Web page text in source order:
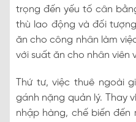
trọng đến yếu tố cân
thù lao động và đối
ăn cho công nhân làm
với suất ăn cho nhân viên
Thứ tư, việc thuê ngoài
gánh nặng quản lý. Thay
nhập hàng, chế biến đến